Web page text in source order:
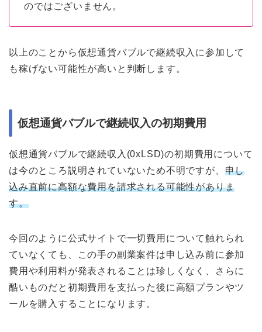
のではございません。
以上のことから仮想通貨バブルで継続収入に参加して
も稼げない可能性が高いと判断します。
仮想通貨バブルで継続収入の初期費用
仮想通貨バブルで継続収入(0xLSD)の初期費用について
は今のところ説明されていないため不明ですが、 申し
込み直前に高額な費用を請求される可能性がありま
す。
今回のように公式サイトで一切費用について触れられ
ていなくても、この手の副業案件は申し込み前に参加
費用や利用料が発表されることは珍しくなく、さらに
酷いものだと初期費用を支払った後に高額プランやツ
ールを購入することになります。